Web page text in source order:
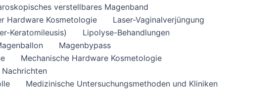
verstellbares Magenband
Hardware Kosmetologie
Laser-Vaginalverjüngung
Keratomileusis)
Lipolyse-Behandlungen
Magenbypass
Mechanische Hardware Kosmetologie
Medizinische Untersuchungsmethoden und Kliniken